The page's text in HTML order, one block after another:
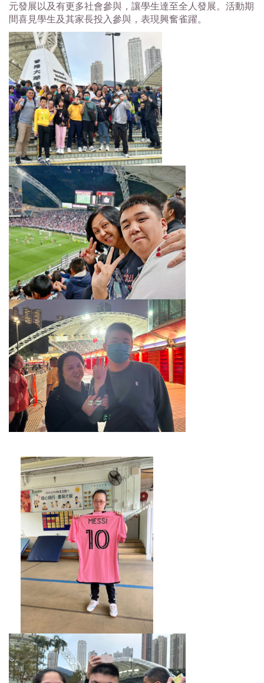
元發展以及有更多社會參與，讓學生達至全人發展。活動期
間喜見學生及其家長投入參與，表現興奮雀躍。